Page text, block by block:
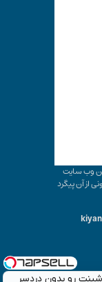
رو بدون دردسر
سایت
از آن پیگرد